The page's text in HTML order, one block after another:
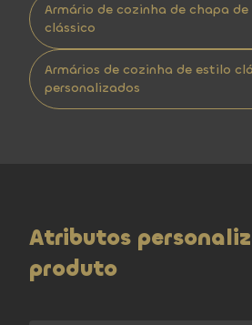
Armário de cozinha de chapa
clássico
Armários de cozinha de estilo
personalizados
Atributos
produto